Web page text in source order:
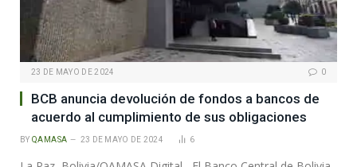
23 DE MAYO DE 2024 0
BCB anuncia devolución de fondos a bancos de
acuerdo al cumplimiento de sus obligaciones
BY QAMASA 23 DE MAYO DE 2024 6